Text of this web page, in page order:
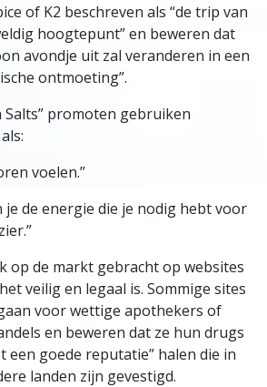
of K2 beschreven als “de trip van
hoogtepunt” en beweren dat
avondje uit zal veranderen in een
ontmoeting”.
Salts” promoten gebruiken
voelen.”
je de energie die je nodig hebt voor
op de markt gebracht op websites
veilig en legaal is. Sommige sites
voor wettige apothekers of
en beweren dat ze hun drugs
een goede reputatie” halen die in
landen zijn gevestigd.